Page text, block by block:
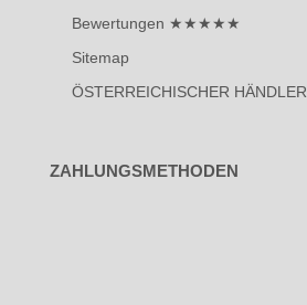
Bewertungen ★★★★★
Sitemap
ÖSTERREICHISCHER HÄNDLER
ZAHLUNGSMETHODEN